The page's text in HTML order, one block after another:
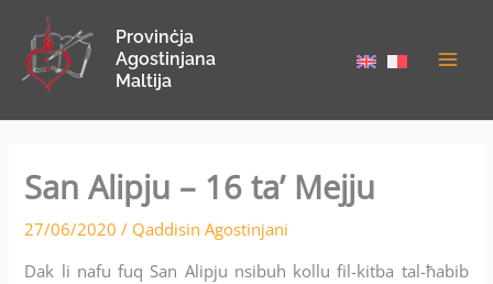
content
Provinċja
Agostinjana
Maltija
San Alipju – 16 ta’ Mejju
27/06/2020/ Qaddisin Agostinjani
Dak li nafu fuq San Alipju nsibuh kollu fil-kitba tal-ħabib